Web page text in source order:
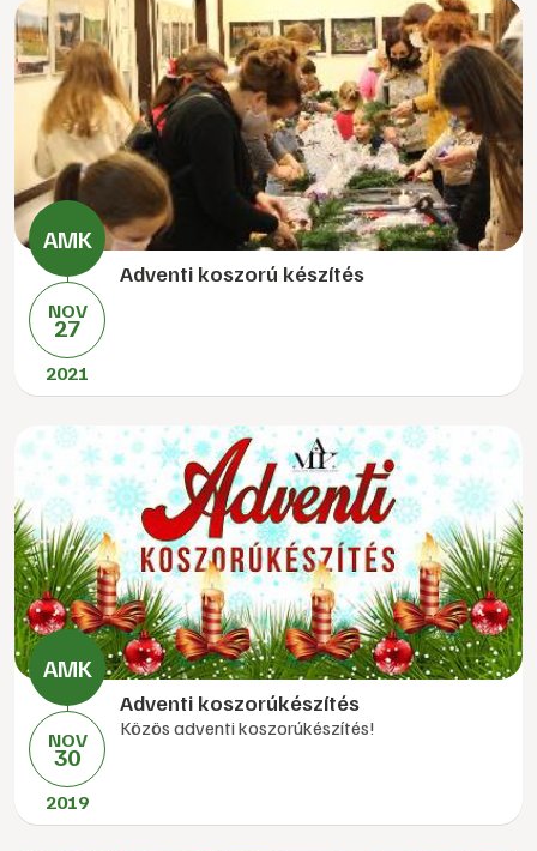
NOV
27
2021
Adventi koszorú készítés
NOV
30
2019
Adventi koszorúkészítés
Közös adventi koszorúkészítés!